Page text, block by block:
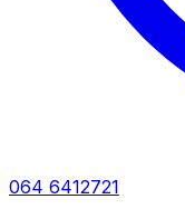
064 6412721